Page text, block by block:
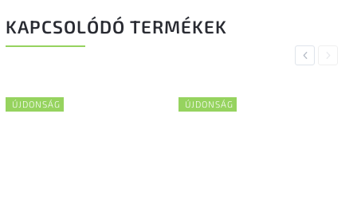
KAPCSOLÓDÓ TERMÉKEK
Previous
ÚJDONSÁG ÚJDONSÁG
Next